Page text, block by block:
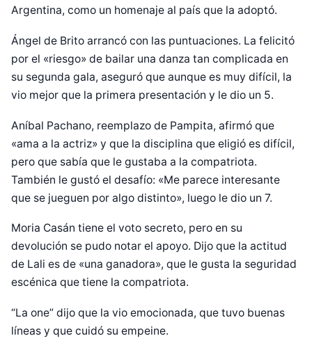
Argentina, como un homenaje al país que la adoptó.
Ángel de Brito arrancó con las puntuaciones. La felicitó
por el «riesgo» de bailar una danza tan complicada en
su segunda gala, aseguró que aunque es muy difícil, la
vio mejor que la primera presentación y le dio un 5.
Aníbal Pachano, reemplazo de Pampita, afirmó que
«ama a la actriz» y que la disciplina que eligió es difícil,
pero que sabía que le gustaba a la compatriota.
También le gustó el desafío: «Me parece interesante
que se jueguen por algo distinto», luego le dio un 7.
Moria Casán tiene el voto secreto, pero en su
devolución se pudo notar el apoyo. Dijo que la actitud
de Lali es de «una ganadora», que le gusta la seguridad
escénica que tiene la compatriota.
“La one” dijo que la vio emocionada, que tuvo buenas
líneas y que cuidó su empeine.